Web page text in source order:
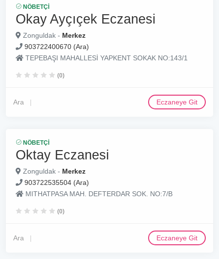
NÖBETÇI
Okay Ayçıçek Eczanesi
Zonguldak - Merkez
903722400670 (Ara)
TEPEBAŞI MAHALLESİ YAPKENT SOKAK NO:143/1
(0)
Ara Eczaneye Git
NÖBETÇI
Oktay Eczanesi
Zonguldak - Merkez
903722535504 (Ara)
MITHATPASA MAH. DEFTERDAR SOK. NO:7/B
(0)
Ara Eczaneye Git